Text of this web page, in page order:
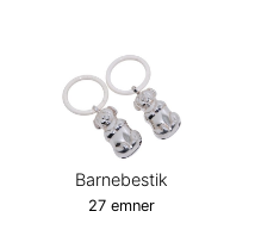
Barnebestik
27 emner